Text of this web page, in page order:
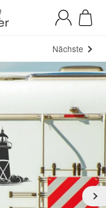
Nächste